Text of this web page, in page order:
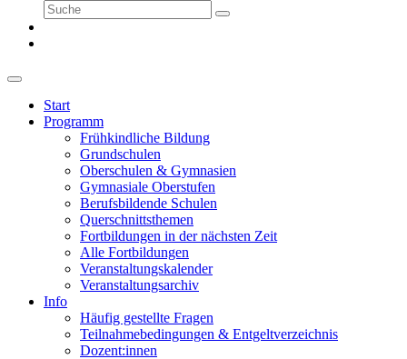
Start
Programm
Frühkindliche Bildung
Grundschulen
Oberschulen & Gymnasien
Gymnasiale Oberstufen
Berufsbildende Schulen
Querschnittsthemen
Fortbildungen in der nächsten Zeit
Alle Fortbildungen
Veranstaltungskalender
Veranstaltungsarchiv
Info
Häufig gestellte Fragen
Teilnahmebedingungen & Entgeltverzeichnis
Dozent:innen